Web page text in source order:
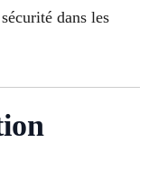
dans les